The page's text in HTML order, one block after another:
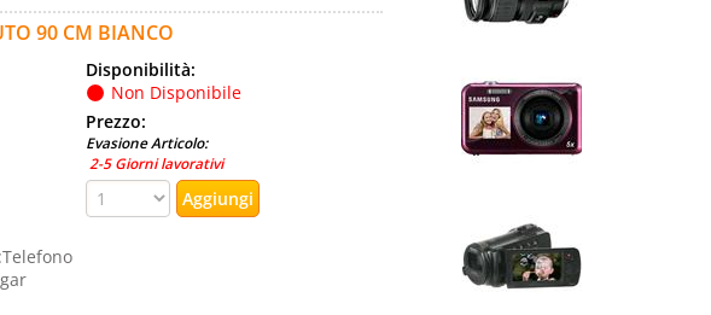
90 CM BIANCO
Disponibilità:
Non Disponibile
Prezzo:
Evasione Articolo:
2-5 Giorni lavorativi